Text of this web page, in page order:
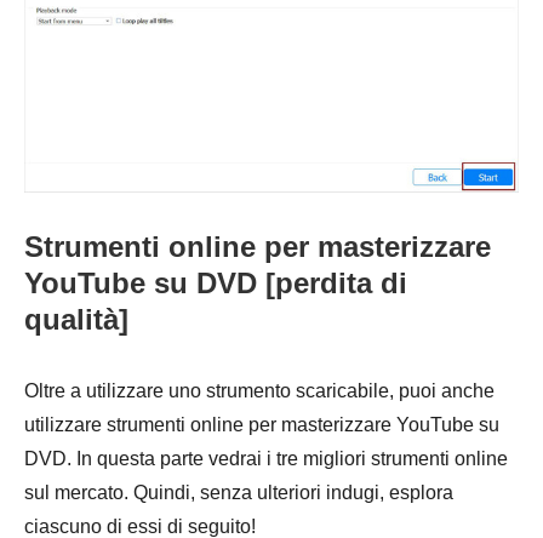
Strumenti online per masterizzare
YouTube su DVD [perdita di
qualità]
Oltre a utilizzare uno strumento scaricabile, puoi anche
utilizzare strumenti online per masterizzare YouTube su
DVD. In questa parte vedrai i tre migliori strumenti online
sul mercato. Quindi, senza ulteriori indugi, esplora
ciascuno di essi di seguito!